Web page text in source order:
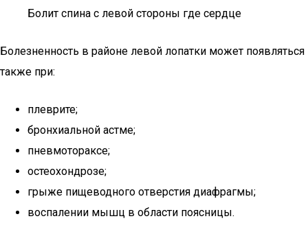
Болит спина с левой стороны где сердце
Болезненность в районе левой лопатки может появляться
также при:
плеврите;
бронхиальной астме;
пневмотораксе;
остеохондрозе;
грыже пищеводного отверстия диафрагмы;
воспалении мышц в области поясницы.